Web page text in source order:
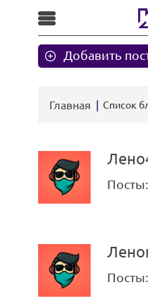
Добавить
Главная Список
Посты:
Посты: